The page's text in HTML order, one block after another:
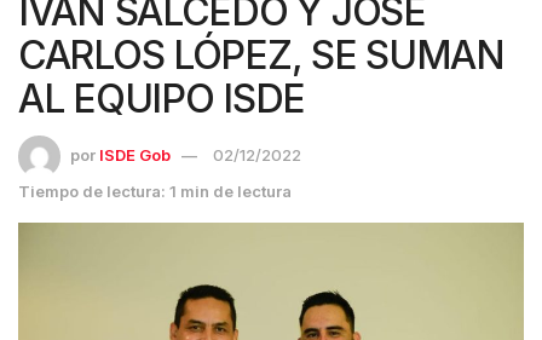
IVÁN SALCEDO Y JOSÉ
CARLOS LÓPEZ, SE SUMAN
AL EQUIPO ISDE
por ISDE Gob
02/12/2022
Tiempo de lectura: 1 min de lectura